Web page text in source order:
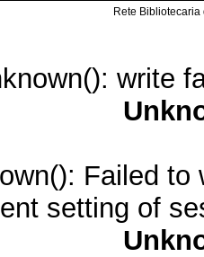
Rete
write
Failed
setting of